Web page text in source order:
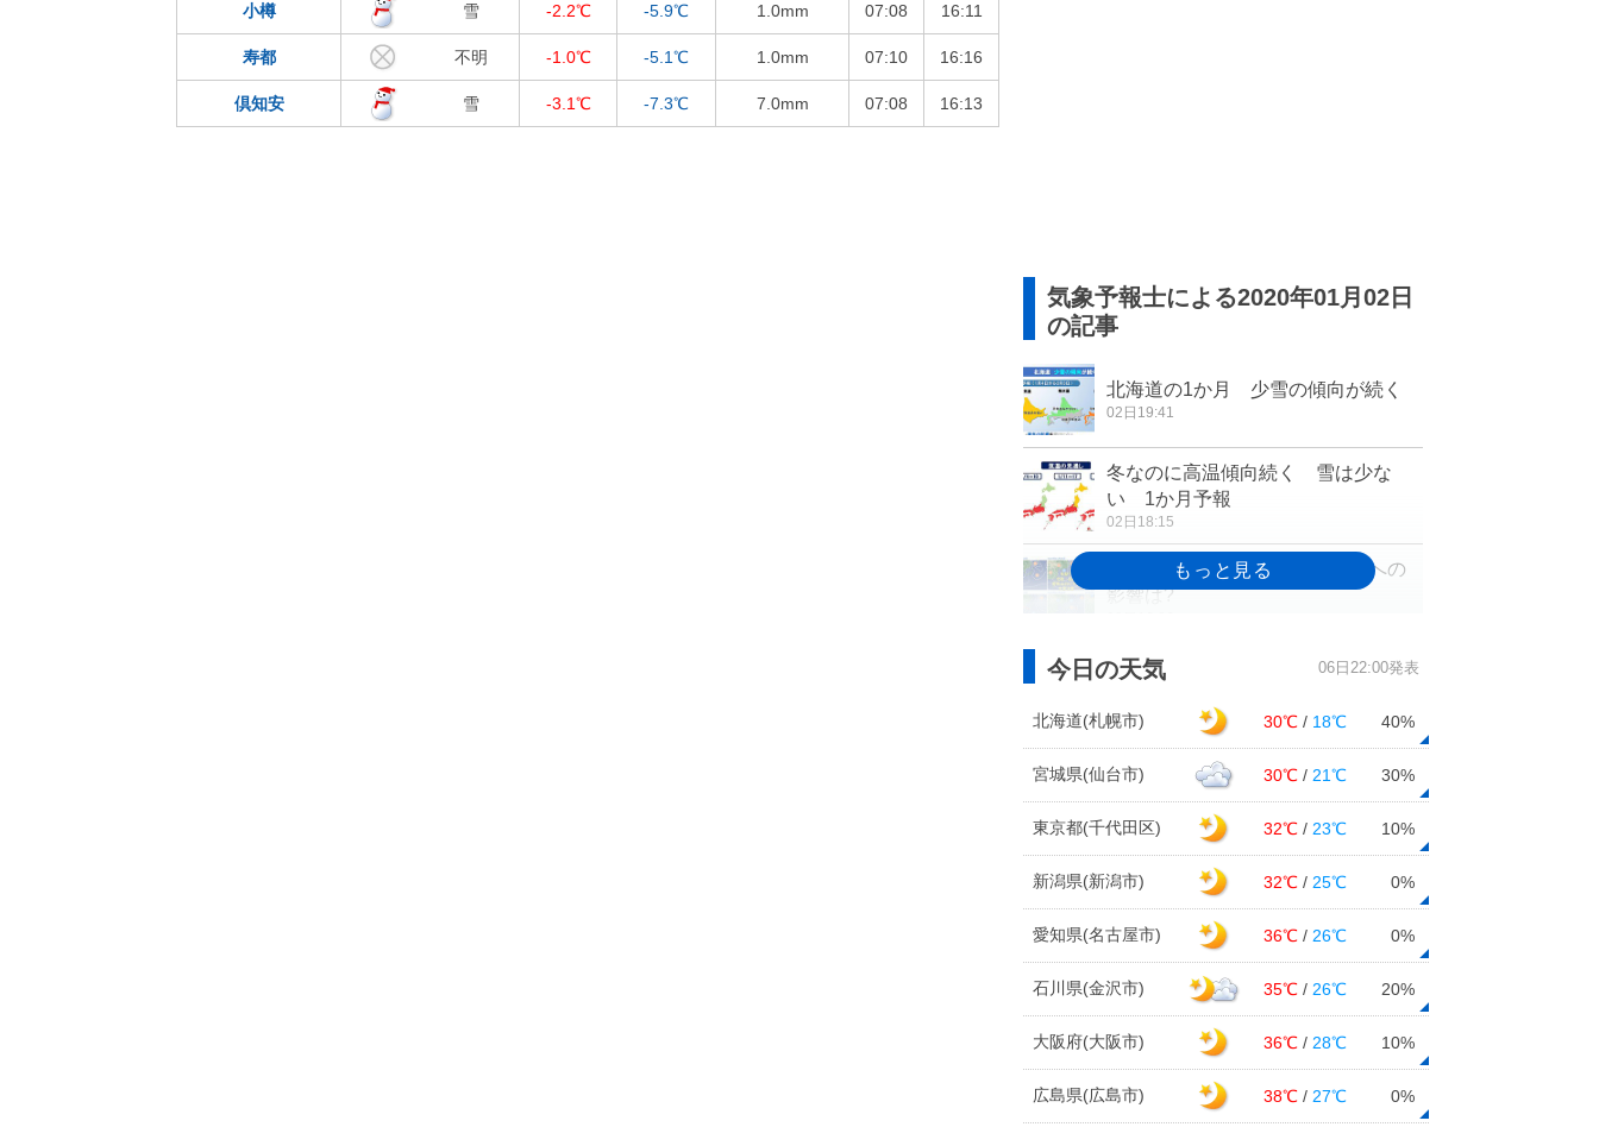
小樽 雪 -2.2℃ -5.9℃ 1.0mm 07:08 16:11
寿都 不明 -1.0℃ -5.1℃ 1.0mm 07:10 16:16
倶知安 雪 -3.1℃ -7.3℃ 7.0mm 07:08 16:13
気象予報士による2020年01月02日
の記事
北海道の1か月 少雪の傾向が続く
02日19:41
冬なのに高温傾向続く 雪は少な
い 1か月予報
02日18:15
Uターンラッシュの天気 交通への
影響は?
週間 4日から5日は強い寒気 北陸
02日11:32
大阪でもっとも遅い初氷
2日 北海道は昼頃まで暴風雪に警
戒 北陸は雷雨
02日06:19
今日の天気 06日22:00発表
北海道(札幌市) 30℃ / 18℃ 40%
宮城県(仙台市) 30℃ / 21℃ 30%
東京都(千代田区) 32℃ / 23℃ 10%
新潟県(新潟市) 32℃ / 25℃ 0%
愛知県(名古屋市) 36℃ / 26℃ 0%
石川県(金沢市) 35℃ / 26℃ 20%
大阪府(大阪市) 36℃ / 28℃ 10%
広島県(広島市) 38℃ / 27℃ 0%